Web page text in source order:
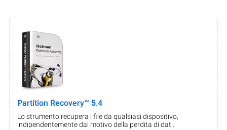
Partition Recovery™ 5.4
Lo strumento recupera i file da qualsiasi dispositivo,
indipendentemente dal motivo della perdita di dati.